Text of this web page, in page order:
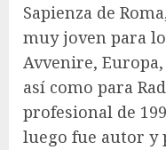
Sapienza de
muy joven para
Avvenire,
así como para
profesional de
luego fue autor y